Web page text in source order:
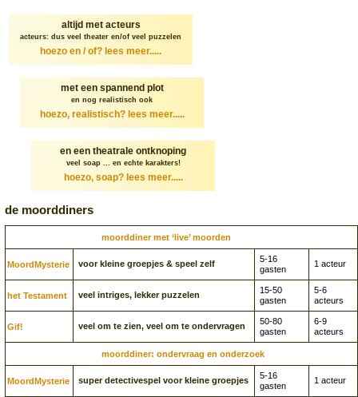
altijd met acteurs
acteurs: dus veel theater en/of veel puzzelen
hoezo en / of? lees meer.....
met een spannend plot
en nog realistisch ook
hoezo, realistisch? lees meer.....
en een theatrale ontknoping
veel soap ... en echte karakters!
hoezo, soap? lees meer.....
de moorddiners
moorddiner met ‘live’ moorden
Moord­Mysterie voor kleine groepjes & speel zelf
5-16
gasten
1 acteur
het Testament veel intriges, lekker puzzelen
15-50
gasten
5-6
acteurs
Gif! veel om te zien, veel om te ondervragen
50-80
gasten
6-9
acteurs
moorddiner: ondervraag en onderzoek
Moord­Mysterie super detectivespel voor kleine groepjes
5-16
gasten
1 acteur